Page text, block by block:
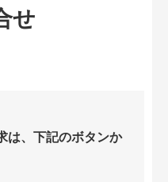
せ
は、下記のボタンか